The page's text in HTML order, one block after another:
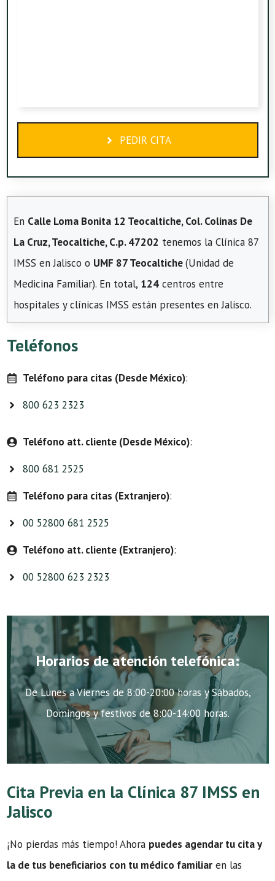
PEDIR CITA
En Calle Loma Bonita 12 Teocaltiche, Col. Colinas De
La Cruz, Teocaltiche, C.p. 47202 tenemos la Clínica 87
IMSS en Jalisco o UMF 87 Teocaltiche(Unidad de
Medicina Familiar). En total, 124 centros entre
hospitales y clínicas IMSS están presentes en Jalisco.
Teléfonos
Teléfono para citas (Desde México):
800 623 2323
Teléfono att. cliente (Desde México):
800 681 2525
Teléfono para citas (Extranjero):
00 52800 681 2525
Teléfono att. cliente (Extranjero):
00 52800 623 2323
Horarios de atención telefónica:
De Lunes a Viernes de 8:00-20:00 horas y Sábados,
Domingos y festivos de 8:00-14:00 horas.
Cita Previa en la Clínica 87 IMSS en
Jalisco
¡No pierdas más tiempo! Ahora puedes agendar tu cita y
la de tus beneficiarios con tu médico familiar en las